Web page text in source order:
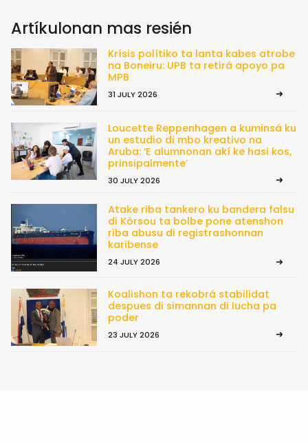
Artíkulonan mas resién
Krísis polítiko ta lanta kabes atrobe
na Boneiru: UPB ta retirá apoyo pa
MPB
31 JULY 2026
Loucette Reppenhagen a kuminsá ku
un estudio di mbo kreativo na
Aruba: ‘E alumnonan akí ke hasi kos,
prinsipalmente’
30 JULY 2026
Atake riba tankero ku bandera falsu
di Kòrsou ta bolbe pone atenshon
riba abusu di registrashonnan
karibense
24 JULY 2026
Koalishon ta rekobrá stabilidat
despues di simannan di lucha pa
poder
23 JULY 2026